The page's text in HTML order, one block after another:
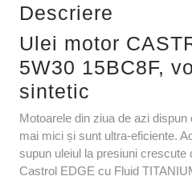
Descriere
Ulei motor
5W30 15BC8F,
sintetic
Motoarele din ziua de azi
mai mici și sunt ultra-eficiente.
supun uleiul la presiuni crescute
Castrol EDGE cu Fluid